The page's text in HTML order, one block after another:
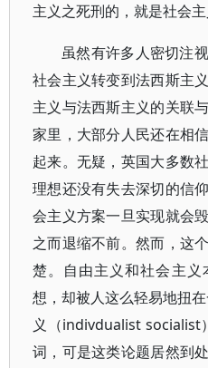
主义之死刑的，就是社会主
虽然有许多人密切注
社会主义转变到法西斯主
主义与法西斯主义的关联
家里，大部分人民还在相
起来。无疑，英国大多数
理想还没有失去深切的信
会主义方案一旦实现就会
之而退缩不前。然而，这
楚。自由主义和社会主
想，却被人这么轻易地扭
义（indivdualist socialist
词，可是这类论题居然到